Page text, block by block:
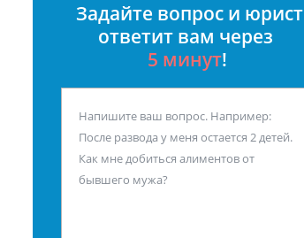
Задайте вопрос и юрист
ответит вам через
5 минут!